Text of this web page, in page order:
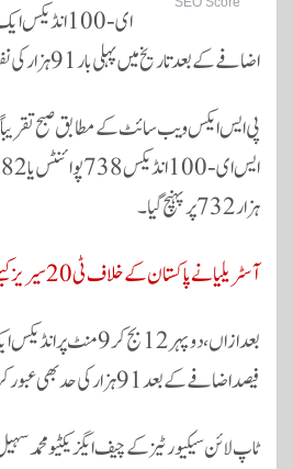
ای-100
اضافے کے بعد تاریخ میں پہلی بار 91 ہزار کی نفسیاتی حد عبور کر گیا۔
ہزار 732 پر پہنچ گیا۔
آسٹریلیا نے پاکستان کے خلاف ٹی20 سیریز کیلئے اسکواڈ کا اعلان کردیا
فیصد اضافے کے بعد 91 ہزار کی حد بھی عبور کرگیا۔
ٹاپ لائن سیکیورٹیز کے چیف ایگزیکٹیو محمد